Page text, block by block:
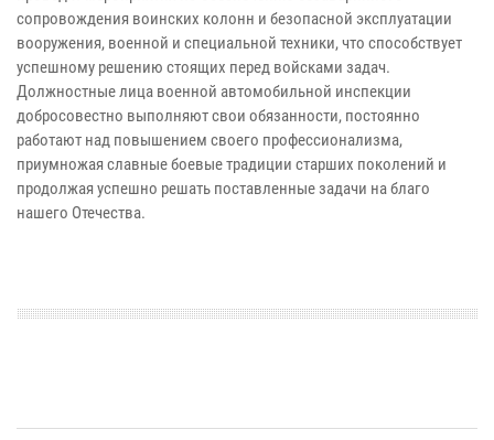
сопровождения воинских колонн и безопасной эксплуатации
вооружения, военной и специальной техники, что способствует
успешному решению стоящих перед войсками задач.
Должностные лица военной автомобильной инспекции
добросовестно выполняют свои обязанности, постоянно
работают над повышением своего профессионализма,
приумножая славные боевые традиции старших поколений и
продолжая успешно решать поставленные задачи на благо
нашего Отечества.